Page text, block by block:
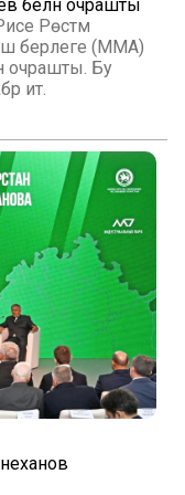
белән очрашты
Рөстәм
берлеге (MMA)
очрашты. Бу
итә.